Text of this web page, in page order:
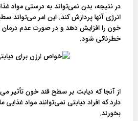
در نتیجه، بدن نمی‌تواند به درستی مواد
انرژی آنها پردازش کند. این امر می‌تواند
خون را افزایش دهد و در صورت عدم درمان
خطرناکی شود.
از آنجا که دیابت بر سطح قند خون تأثیر
دارد که افراد دیابتی نمی‌توانند مواد غذایی
بخورند.